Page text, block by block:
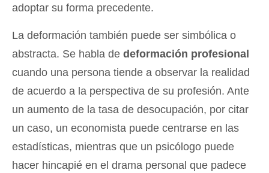
adoptar su forma precedente.
La deformación también puede ser simbólica o
abstracta. Se habla de deformación profesional
cuando una persona tiende a observar la realidad
de acuerdo a la perspectiva de su profesión. Ante
un aumento de la tasa de desocupación, por citar
un caso, un economista puede centrarse en las
estadísticas, mientras que un psicólogo puede
hacer hincapié en el drama personal que padece